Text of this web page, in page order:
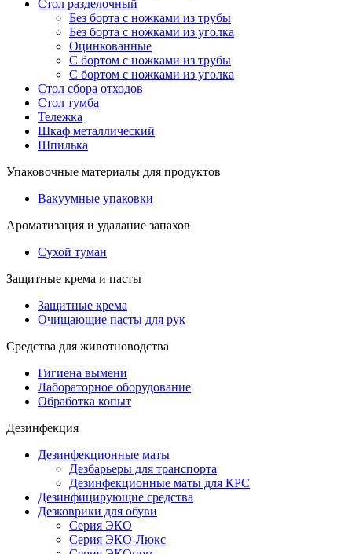
Стол разделочный
Без борта с ножками из трубы
Без борта с ножками из уголка
Оцинкованные
С бортом с ножками из трубы
С бортом с ножками из уголка
Стол сбора отходов
Стол тумба
Тележка
Шкаф металлический
Шпилька
Упаковочные материалы для продуктов
Вакуумные упаковки
Ароматизация и удалание запахов
Сухой туман
Защитные крема и пасты
Защитные крема
Очищающие пасты для рук
Средства для животноводства
Гигиена вымени
Лабораторное оборудование
Обработка копыт
Дезинфекция
Дезинфекционные маты
Дезбарьеры для транспорта
Дезинфекционные маты для КРС
Дезинфицирующие средства
Дезковрики для обуви
Серия ЭКО
Серия ЭКО-Люкс